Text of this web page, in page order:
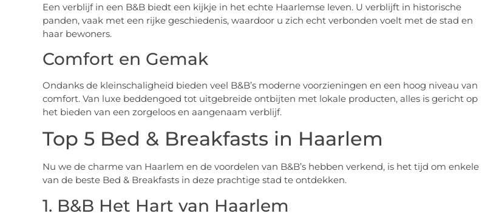
Een verblijf in een B&B biedt een kijkje in het echte Haarlemse leven. U verblijft in historische
panden, vaak met een rijke geschiedenis, waardoor u zich echt verbonden voelt met de stad en
haar bewoners.
Comfort en Gemak
Ondanks de kleinschaligheid bieden veel B&B’s moderne voorzieningen en een hoog niveau van
comfort. Van luxe beddengoed tot uitgebreide ontbijten met lokale producten, alles is gericht op
het bieden van een zorgeloos en aangenaam verblijf.
Top 5 Bed & Breakfasts in Haarlem
Nu we de charme van Haarlem en de voordelen van B&B’s hebben verkend, is het tijd om enkele
van de beste Bed & Breakfasts in deze prachtige stad te ontdekken.
1. B&B Het Hart van Haarlem